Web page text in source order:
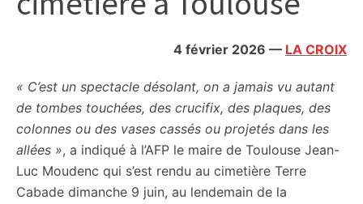
et
initiatives
citoyennes
4 février 2026 — LA CROIX
« C’est un spectacle désolant, on a jamais vu autant
de tombes touchées, des crucifix, des plaques, des
colonnes ou des vases cassés ou projetés dans les
allées », a indiqué à l’AFP le maire de Toulouse Jean-
Luc Moudenc qui s’est rendu au cimetière Terre
Cabade dimanche 9 juin, au lendemain de la